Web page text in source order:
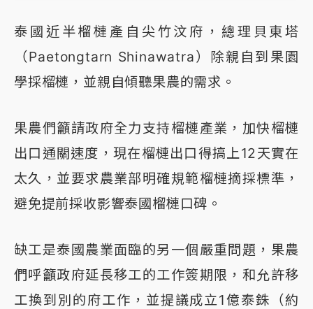
泰國近半榴槤產自尖竹汶府，總理貝東塔
（Paetongtarn Shinawatra）除親自到果園
學採榴槤，並親自傾聽果農的需求。
果農們籲請政府全力支持榴槤產業，加快榴槤
出口通關速度，現在榴槤出口得搞上12天實在
太久，並要求農業部明確規範榴槤摘採標準，
避免提前採收影響泰國榴槤口碑。
缺工是泰國農業面臨的另一個嚴重問題，果農
們呼籲政府延長移工的工作簽期限，和允許移
工換到別的府工作，並提議成立1億泰銖（約